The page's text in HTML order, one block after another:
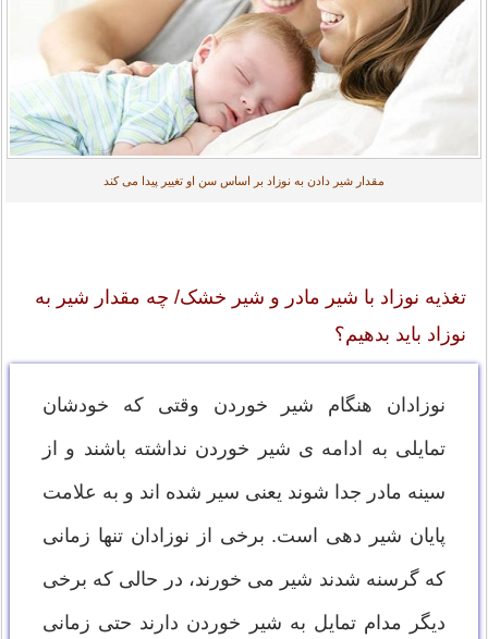
مقدار شیر دادن به نوزاد بر اساس سن او تغییر پیدا می کند
تغذیه نوزاد با شیر مادر و شیر خشک/ چه مقدار شیر به
نوزاد باید بدهیم؟
نوزادان هنگام شیر خوردن وقتی که خودشان
تمایلی به ادامه ی شیر خوردن نداشته باشند و از
سینه مادر جدا شوند یعنی سیر شده اند و به علامت
پایان شیر دهی است. برخی از نوزادان تنها زمانی
که گرسنه شدند شیر می خورند، در حالی که برخی
دیگر مدام تمایل به شیر خوردن دارند حتی زمانی